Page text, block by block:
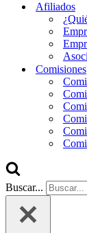
Afiliados
Comisiones
Buscar...